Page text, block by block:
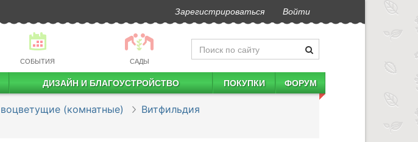
Зарегистрироваться Войти
СОБЫТИЯ САДЫ
ДИЗАЙН И БЛАГОУСТРОЙСТВО ПОКУПКИ ФОРУМ
(комнатные)
Витфильдия